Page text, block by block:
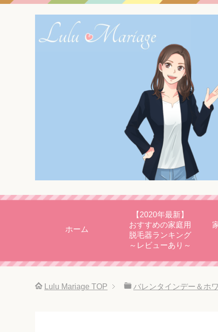
ホーム
【2020年最新】
おすすめの家庭用
脱毛器ランキング
～レビューあり～
Lulu Mariage TOP バレンタインデー＆ホ